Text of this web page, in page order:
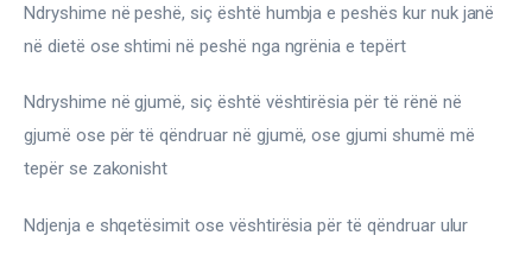
Ndryshime në peshë, siç është humbja e peshës kur nuk janë
në dietë ose shtimi në peshë nga ngrënia e tepërt
Ndryshime në gjumë, siç është vështirësia për të rënë në
gjumë ose për të qëndruar në gjumë, ose gjumi shumë më
tepër se zakonisht
Ndjenja e shqetësimit ose vështirësia për të qëndruar ulur